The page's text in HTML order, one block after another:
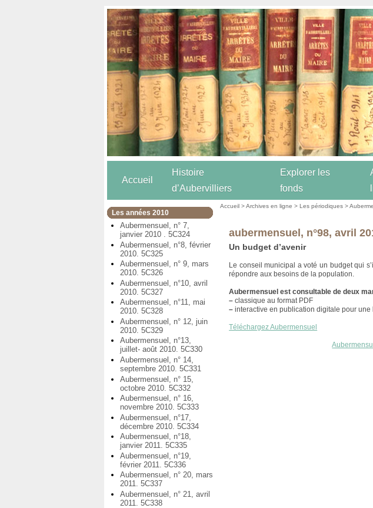
Accueil
Histoire
d’Aubervilliers
Explorer les
fonds
Les années 2010
Aubermensuel, n° 7,
janvier 2010 . 5C324
Aubermensuel, n°8, février
2010. 5C325
Aubermensuel, n° 9, mars
2010. 5C326
Aubermensuel, n°10, avril
2010. 5C327
Aubermensuel, n°11, mai
2010. 5C328
Aubermensuel, n° 12, juin
2010. 5C329
Aubermensuel, n°13,
juillet- août 2010. 5C330
Aubermensuel, n° 14,
septembre 2010. 5C331
Aubermensuel, n° 15,
octobre 2010. 5C332
Aubermensuel, n° 16,
novembre 2010. 5C333
Aubermensuel, n°17,
décembre 2010. 5C334
Aubermensuel, n°18,
janvier 2011. 5C335
Aubermensuel, n°19,
février 2011. 5C336
Aubermensuel, n° 20, mars
2011. 5C337
Aubermensuel, n° 21, avril
2011. 5C338
Accueil >Archives en ligne >Les périodiques >
aubermensuel, n°98, avril
Un budget d’avenir
Le conseil municipal a voté un budget qui
répondre aux besoins de la population.
Aubermensuel est consultable de deux
– classique au format PDF
– interactive en publication digitale pour
Téléchargez Aubermensuel